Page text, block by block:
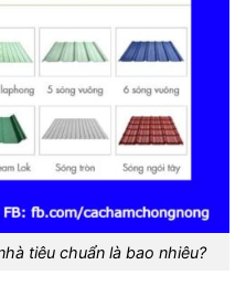
tiêu chuẩn là bao nhiêu?